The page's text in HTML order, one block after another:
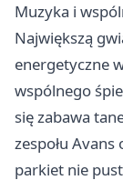
Muzyka i
Największą
energetyczne
wspólnego
się zabawa
zespołu Avans
parkiet nie